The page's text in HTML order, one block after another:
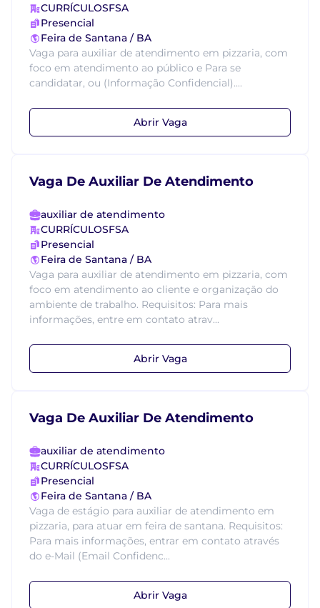
CURRÍCULOSFSA
Presencial
Feira de Santana / BA
Vaga para auxiliar de atendimento em pizzaria, com
foco em atendimento ao público e Para se
candidatar, ou (Informação Confidencial)....
Abrir Vaga
Vaga De Auxiliar De Atendimento
auxiliar de atendimento
CURRÍCULOSFSA
Presencial
Feira de Santana / BA
Vaga para auxiliar de atendimento em pizzaria, com
foco em atendimento ao cliente e organização do
ambiente de trabalho. Requisitos: Para mais
informações, entre em contato atrav...
Abrir Vaga
Vaga De Auxiliar De Atendimento
auxiliar de atendimento
CURRÍCULOSFSA
Presencial
Feira de Santana / BA
Vaga de estágio para auxiliar de atendimento em
pizzaria, para atuar em feira de santana. Requisitos:
Para mais informações, entrar em contato através
do e-Mail (Email Confidenc...
Abrir Vaga